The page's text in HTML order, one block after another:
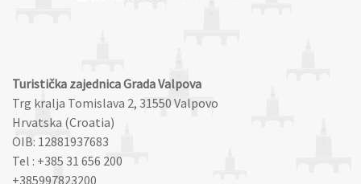
Turistička zajednica Grada Valpova
Trg kralja Tomislava 2, 31550 Valpovo
Hrvatska (Croatia)
OIB: 12881937683
Tel : +385 31 656 200
+385997823200